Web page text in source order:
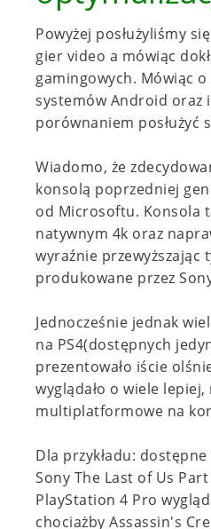
Powyżej posłużyliśmy
gier video a mówiąc
gamingowych. Mówiąc
systemów Android oraz
porównaniem posłużyć
Wiadomo, że
konsolą poprzedniej
od Microsoftu. Konsola
natywnym 4k oraz
wyraźnie przewyższając
produkowane przez
Jednocześnie jednak
na PS4(dostępnych
prezentowało iście
wyglądało o wiele lepiej,
multiplatformowe na
Dla przykładu:
Sony The Last of Us
PlayStation 4 Pro
chociażby Assassin's